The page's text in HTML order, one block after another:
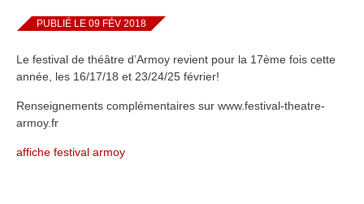
PUBLIÉ LE 09 FÉV 2018
Le festival de théâtre d’Armoy revient pour la 17ème fois cette
année, les 16/17/18 et 23/24/25 février!
Renseignements complémentaires sur www.festival-theatre-
armoy.fr
affiche festival armoy